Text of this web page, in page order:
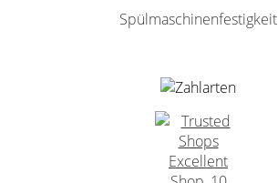
Spülmaschinenfestigkeit